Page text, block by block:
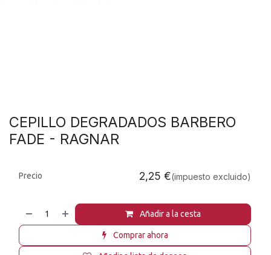
CEPILLO DEGRADADOS BARBERO
FADE - RAGNAR
Añadir a la cesta
Comprar ahora
Precio 2,25 €(impuesto excluido)